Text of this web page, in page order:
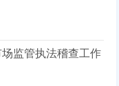
监管执法稽查工作